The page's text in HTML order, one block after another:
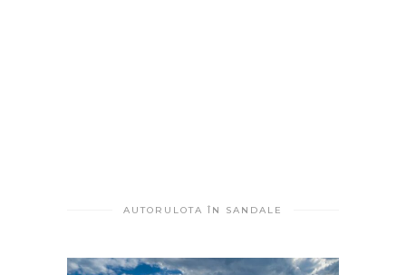
AUTORULOTA ÎN SANDALE